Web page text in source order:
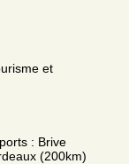
et
: Brive
(200km)